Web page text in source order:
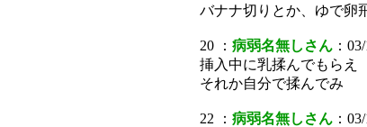
バナナ切りとか、ゆで卵
20 ： 病弱名無しさん ：
挿入中に乳揉んでもらえ
それか自分で揉んでみ
22 ： 病弱名無しさん ：